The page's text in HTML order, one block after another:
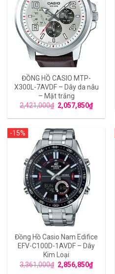
ĐỒNG HỒ CASIO MTP-
X300L-7AVDF – Dây da nâu
– Mặt trắng
2,421,000₫ 2,057,850₫
-15%
Đồng Hồ Casio Nam Edifice
EFV-C100D-1AVDF – Dây
Kim Loại
3,361,000₫ 2,856,850₫